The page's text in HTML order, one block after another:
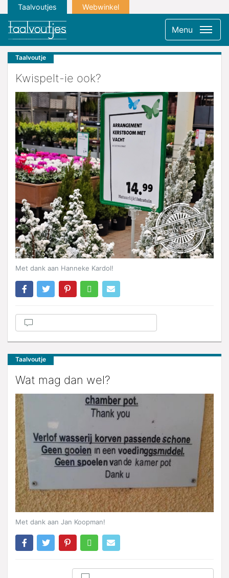
Taalvoutjes Webwinkel
Menu
Taalvoutje
Kwispelt-ie ook?
Met dank aan Hanneke Kardol!
Taalvoutje
Wat mag dan wel?
Met dank aan Jan Koopman!